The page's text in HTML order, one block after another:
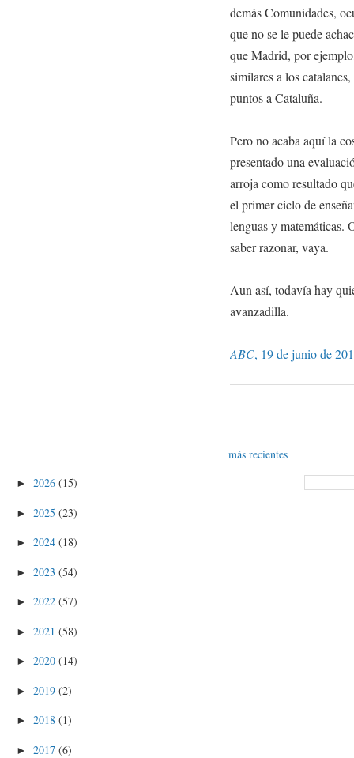
demás Comunidades,
que no se le puede
que Madrid, por
similares a los
puntos a Cataluña.
Pero no acaba aquí la
presentado una
arroja como resultado
el primer ciclo de
lenguas y matemáticas.
saber razonar, vaya.
Aun así, todavía hay
avanzadilla.
ABC, 19 de junio de
más recientes
► 2026 (15)
► 2025 (23)
► 2024 (18)
► 2023 (54)
► 2022 (57)
► 2021 (58)
► 2020 (14)
► 2019 (2)
► 2018 (1)
► 2017 (6)